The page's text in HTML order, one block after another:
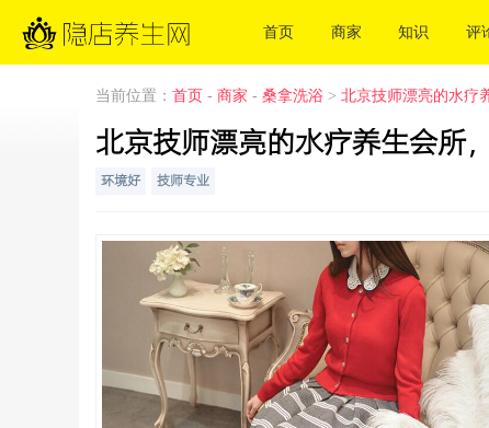
首页 商家 知识 评
当前位置： 首页 - 商家 - 桑拿洗浴 > 北京技师漂亮的水疗
北京技师漂亮的水疗养生会所
环境好 技师专业